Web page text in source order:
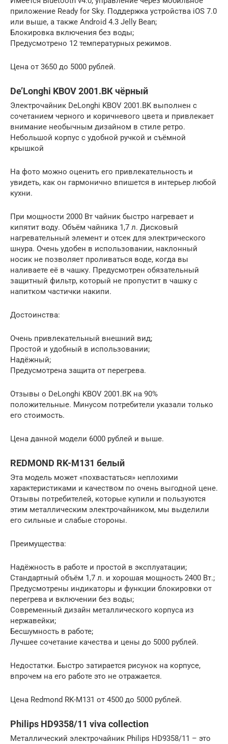
приложение Ready for Sky. Поддержка устройства iOS 7.0
или выше, а также Android 4.3 Jelly Bean;
Блокировка включения без воды;
Предусмотрено 12 температурных режимов.
Цена от 3650 до 5000 рублей.
De’Longhi KBOV 2001.ВК чёрный
Электрочайник DeLonghi KBOV 2001.BK выполнен с
сочетанием черного и коричневого цвета и привлекает
внимание необычным дизайном в стиле ретро.
Небольшой корпус с удобной ручкой и съёмной
крышкой
На фото можно оценить его привлекательность и
увидеть, как он гармонично впишется в интерьер любой
кухни.
При мощности 2000 Вт чайник быстро нагревает и
кипятит воду. Объём чайника 1,7 л. Дисковый
нагревательный элемент и отсек для электрического
шнура. Очень удобен в использовании, наклонный
носик не позволяет проливаться воде, когда вы
наливаете её в чашку. Предусмотрен обязательный
защитный фильтр, который не пропустит в чашку с
напитком частички накипи.
Достоинства:
Очень привлекательный внешний вид;
Простой и удобный в использовании;
Надёжный;
Предусмотрена защита от перегрева.
Отзывы о DeLonghi KBOV 2001.BK на 90%
положительные. Минусом потребители указали только
его стоимость.
Цена данной модели 6000 рублей и выше.
REDMOND RK-M131 белый
Эта модель может «похвастаться» неплохими
характеристиками и качеством по очень выгодной цене.
Отзывы потребителей, которые купили и пользуются
этим металлическим электрочайником, мы выделили
его сильные и слабые стороны.
Преимущества:
Надёжность в работе и простой в эксплуатации;
Стандартный объём 1,7 л. и хорошая мощность 2400 Вт.;
Предусмотрены индикаторы и функции блокировки от
перегрева и включении без воды;
Современный дизайн металлического корпуса из
нержавейки;
Бесшумность в работе;
Лучшее сочетание качества и цены до 5000 рублей.
Недостатки. Быстро затирается рисунок на корпусе,
впрочем на его работе это не отражается.
Цена Redmond RK-M131 от 4500 до 5000 рублей.
Philips HD9358/11 viva collection
Металлический электрочайник Philips HD9358/11 – это